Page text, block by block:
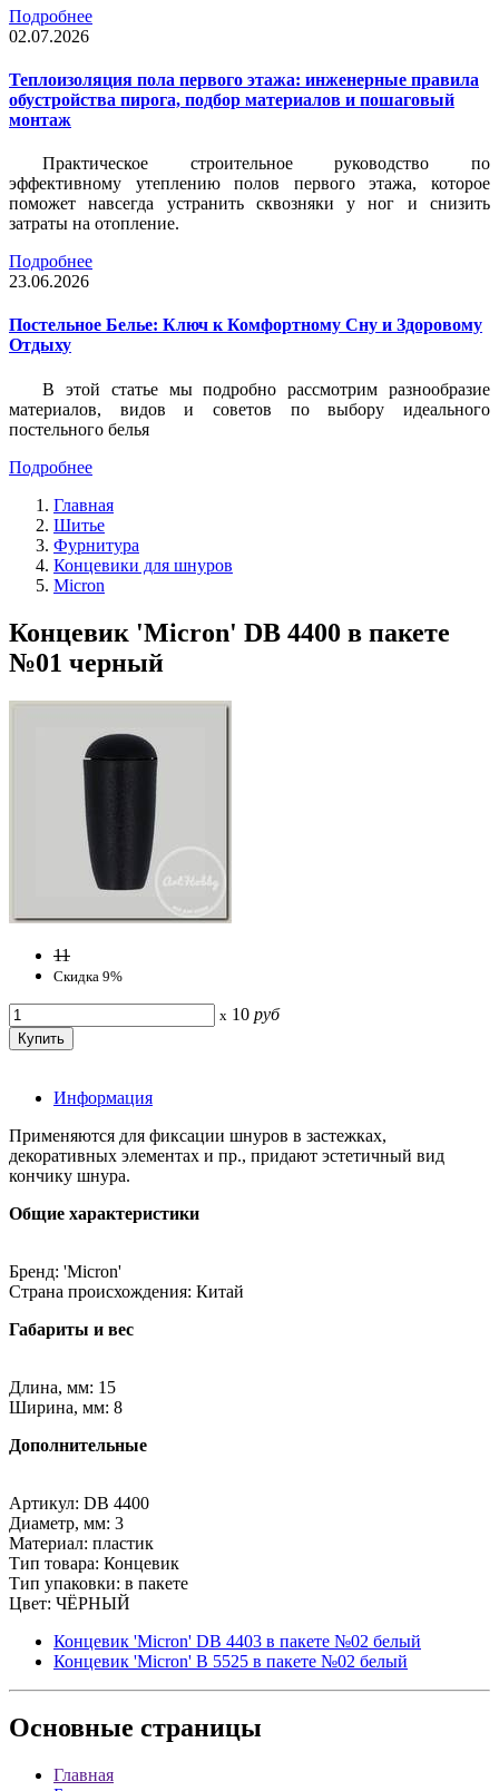
Подробнее
02.07.2026
Теплоизоляция пола первого этажа: инженерные правила
обустройства пирога, подбор материалов и пошаговый
монтаж
Практическое строительное руководство по
эффективному утеплению полов первого этажа, которое
поможет навсегда устранить сквозняки у ног и снизить
затраты на отопление.
Подробнее
23.06.2026
Постельное Белье: Ключ к Комфортному Сну и Здоровому
Отдыху
В этой статье мы подробно рассмотрим разнообразие
материалов, видов и советов по выбору идеального
постельного белья
Подробнее
Главная
Шитье
Фурнитура
Концевики для шнуров
Micron
Концевик 'Micron' DB 4400 в пакете
№01 черный
11
Скидка 9%
x 10 руб
Информация
Применяются для фиксации шнуров в застежках,
декоративных элементах и пр., придают эстетичный вид
кончику шнура.
Общие характеристики
Бренд: 'Micron'
Страна происхождения: Китай
Габариты и вес
Длина, мм: 15
Ширина, мм: 8
Дополнительные
Артикул: DB 4400
Диаметр, мм: 3
Материал: пластик
Тип товара: Концевик
Тип упаковки: в пакете
Цвет: ЧЁРНЫЙ
Концевик 'Micron' DB 4403 в пакете №02 белый
Концевик 'Micron' B 5525 в пакете №02 белый
Основные страницы
Главная